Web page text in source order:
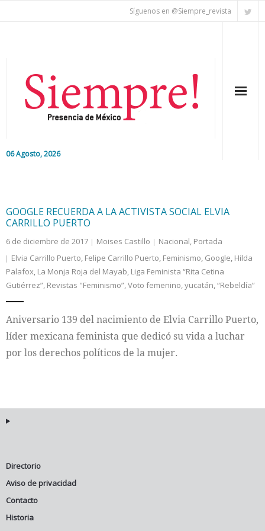
Síguenos en @Siempre_revista
06 Agosto, 2026
Colaboradores
Internacional
Cultura
GOOGLE RECUERDA A LA ACTIVISTA SOCIAL ELVIA
CARRILLO PUERTO
6 de diciembre de 2017 Moises Castillo Nacional, Portada
Elvia Carrillo Puerto, Felipe Carrillo Puerto, Feminismo, Google, Hilda
Palafox, La Monja Roja del Mayab, Liga Feminista “Rita Cetina
Gutiérrez”, Revistas "Feminismo”,Voto femenino,yucatán,“Rebeldía”
Aniversario 139 del nacimiento de Elvia Carrillo Puerto,
líder mexicana feminista que dedicó su vida a luchar
por los derechos políticos de la mujer.
Directorio
Aviso de privacidad
Contacto
Historia